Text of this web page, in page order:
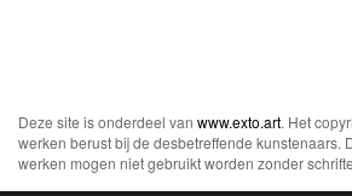
Deze site is onderdeel van www.exto.art. Het
werken berust bij de desbetreffende kunstenaars.
werken mogen niet gebruikt worden zonder